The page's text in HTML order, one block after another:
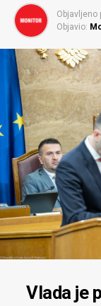
Objavljeno
Objavio:
Vlada je